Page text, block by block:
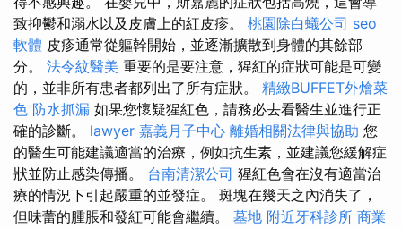
致抑鬱和溺水以及皮膚上的紅皮疹。 桃園除白蟻公司 seo
軟體 皮疹通常從軀幹開始，並逐漸擴散到身體的其餘部
分。 法令紋醫美 重要的是要注意，猩紅的症狀可能是可變
的，並非所有患者都列出了所有症狀。 精緻BUFFET外燴菜
色 防水抓漏 如果您懷疑猩紅色，請務必去看醫生並進行正
確的診斷。 lawyer 嘉義月子中心 離婚相關法律與協助 您
的醫生可能建議適當的治療，例如抗生素，並建議您緩解症
狀並防止感染傳播。 台南清潔公司 猩紅色會在沒有適當治
療的情況下引起嚴重的並發症。 斑塊在幾天之內消失了，
但味蕾的腫脹和發紅可能會繼續。 墓地 附近牙科診所 商業